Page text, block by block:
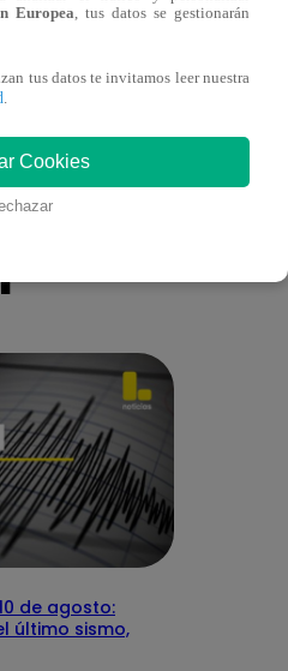
y amor que
te puede
de agosto:
último sismo,
Europea, tus datos se gestionarán
tus datos te invitamos leer nuestra
.
Cookies